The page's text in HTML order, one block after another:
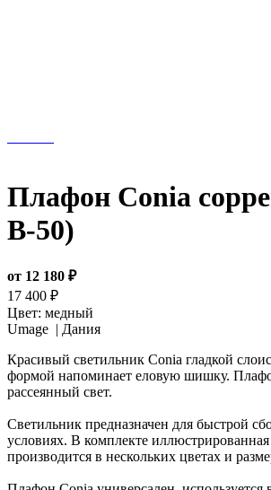
Плафон Conia
В-50)
от 12 180 ₽
17 400 ₽
Цвет: медный
Umage | Дания
Красивый светильник Conia гладкой
формой напоминает еловую шишку.
рассеянный свет.
Светильник предназначен для быстрой
условиях. В комплекте
производится в нескольких цветах и